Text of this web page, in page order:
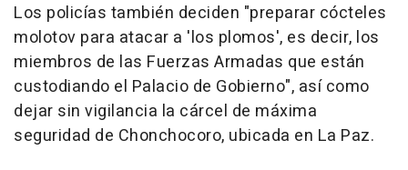
Los policías también deciden "preparar cócteles
molotov para atacar a 'los plomos', es decir, los
miembros de las Fuerzas Armadas que están
custodiando el Palacio de Gobierno", así como
dejar sin vigilancia la cárcel de máxima
seguridad de Chonchocoro, ubicada en La Paz.